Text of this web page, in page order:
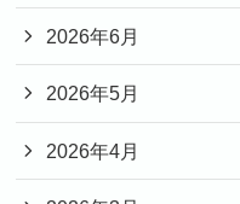
2026年6月
2026年5月
2026年4月